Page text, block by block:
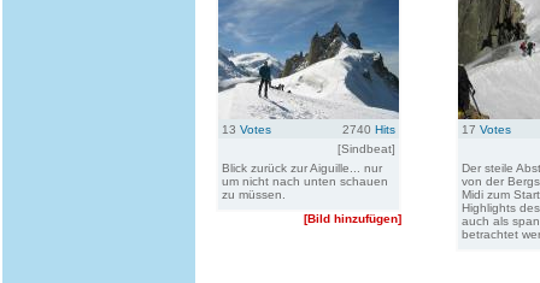
13 Votes 2740 Hits
[Sindbeat]
Blick zurück zur Aiguille... nur
um nicht nach unten schauen
zu müssen.
[Bild hinzufügen]
17 Votes
Der steile
von der
Midi zum
Highlights
auch als
betrachtet